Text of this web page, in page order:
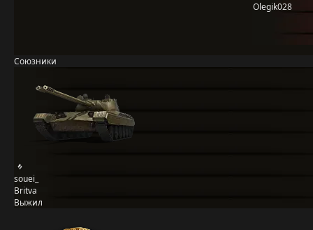
Olegik028
Союзники
souei_
Britva
Выжил